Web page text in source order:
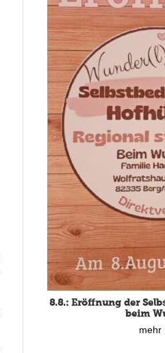
8.8.: Eröffnung der
beim
mehr